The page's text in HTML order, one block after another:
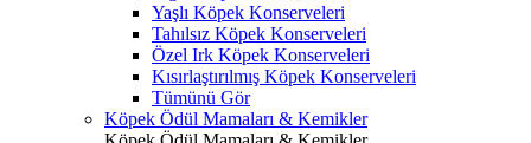
Yaşlı Köpek Konserveleri
Tahılsız Köpek Konserveleri
Özel Irk Köpek Konserveleri
Kısırlaştırılmış Köpek Konserveleri
Tümünü Gör
Köpek Ödül Mamaları & Kemikler